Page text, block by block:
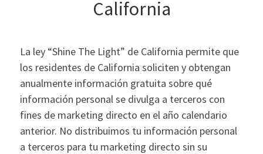
California
La ley “Shine The Light” de California permite que
los residentes de California soliciten y obtengan
anualmente información gratuita sobre qué
información personal se divulga a terceros con
fines de marketing directo en el año calendario
anterior. No distribuimos tu información personal
a terceros para tu marketing directo sin su